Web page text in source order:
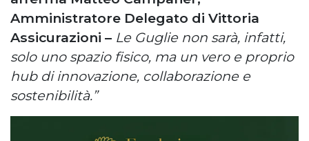
Amministratore Delegato di Vittoria
Assicurazioni – Le Guglie non sarà, infatti,
solo uno spazio fisico, ma un vero e proprio
hub di innovazione, collaborazione e
sostenibilità.”